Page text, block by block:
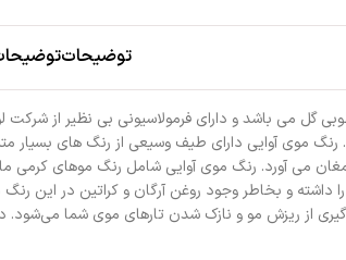
توضیحات
گل می باشد و دارای فرمولاسیونی بی نظیر از شرکت
موی آوایی دارای طیف وسیعی از رنگ های
می آورد. رنگ موی آوایی شامل رنگ موهای
و بخاطر وجود روغن آرگان و کراتین در این
از ریزش مو و نازک شدن تارهای موی شما می‌شود.